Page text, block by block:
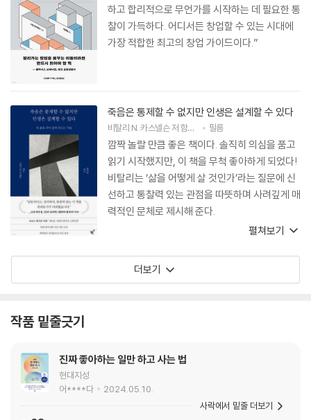
하고 합리적으로 무언가를 시작하는 데 필요한 통
찰이 가득하다. 어디서든 창업할 수 있는 시대에
가장 적합한 최고의 창업 가이드이다.”
죽음은 통제할 수 없지만 인생은 설계할 수 있다
비탈리 N. 카스넬슨저함희영 역필름
깜짝 놀랄 만큼 좋은 책이다. 솔직히 의심을 품고
읽기 시작했지만, 이 책을 무척 좋아하게 되었다!
비탈리는 ‘삶을 어떻게 살 것인가’라는 질문에 신
선하고 통찰력 있는 관점을 따뜻하며 사려깊게 매
력적인 문체로 제시해 준다.
펼쳐보기
더보기
작품 밑줄긋기
진짜 좋아하는 일만 하고 사는 법
현대지성
어****다
2024.05.10.
사락에서 밑줄 더보기